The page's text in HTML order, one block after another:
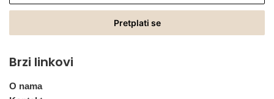
Email
Brzi linkovi
O nama